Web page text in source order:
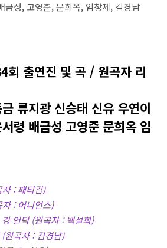
금성, 고영준, 문희옥, 임창제, 김경남
회 출연진 및 곡 / 원곡자 리
류지광 신승태 신유 우연이
령 배금성 고영준 문희옥 임
: 패티김)
: 어니언스)
언덕 (원곡자 : 백설희)
원곡자 : 김경남)